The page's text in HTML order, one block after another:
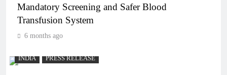
Mandatory Screening and Safer Blood
Transfusion System
6 months ago
INDIA PRESS RELEASE